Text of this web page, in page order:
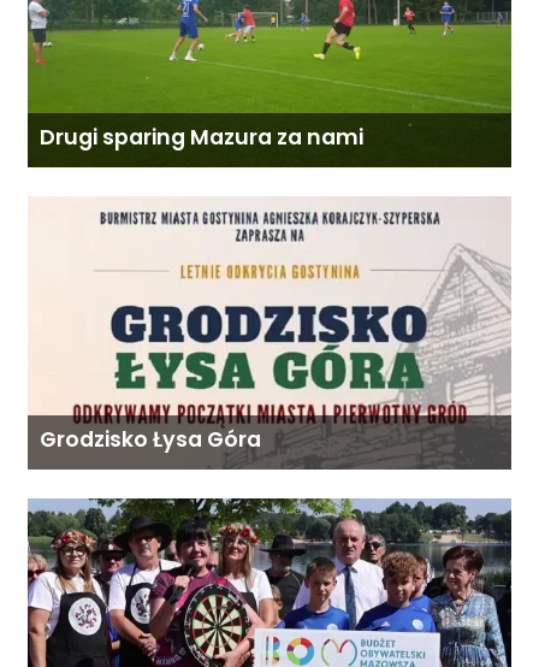
Drugi sparing Mazura za nami
Grodzisko Łysa Góra